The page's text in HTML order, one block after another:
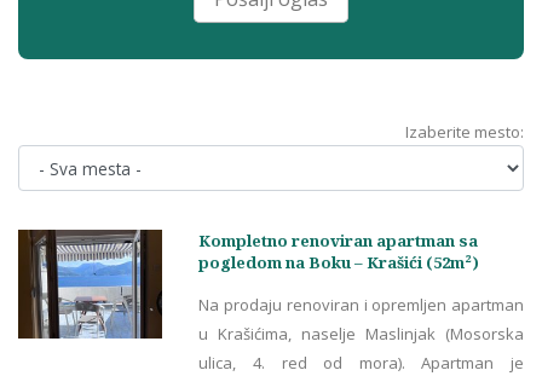
Izaberite mesto:
Kompletno renoviran apartman sa
pogledom na Boku – Krašići (52m²)
Na prodaju renoviran i opremljen apartman
u Krašićima, naselje Maslinjak (Mosorska
ulica, 4. red od mora). Apartman je